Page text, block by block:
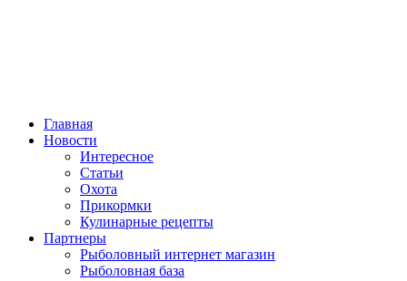
Главная
Новости
Интересное
Статьи
Охота
Прикормки
Кулинарные рецепты
Партнеры
Рыболовный интернет магазин
Рыболовная база